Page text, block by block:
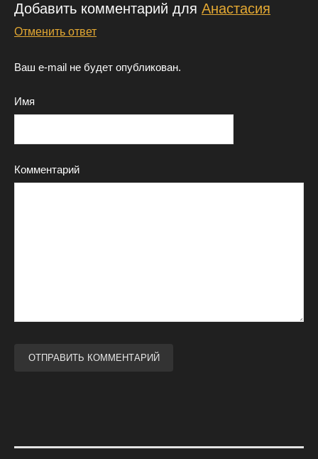
Добавить комментарий для Анастасия
Отменить ответ
Ваш e-mail не будет опубликован.
Имя
Комментарий